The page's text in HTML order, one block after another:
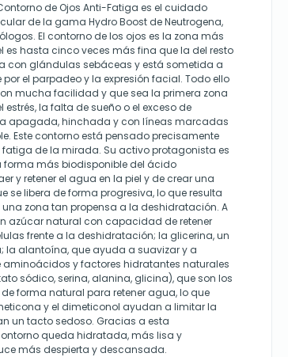
de Ojos Anti-Fatiga es el cuidado
de la gama Hydro Boost de Neutrogena,
El contorno de los ojos es la zona más
es hasta cinco veces más fina que la del resto
con glándulas sebáceas y está sometida a
el parpadeo y la expresión facial. Todo ello
mucha facilidad y que sea la primera zona
la falta de sueño o el exceso de
apagada, hinchada y con líneas marcadas
Este contorno está pensado precisamente
de la mirada. Su activo protagonista es
forma más biodisponible del ácido
y retener el agua en la piel y de crear una
se libera de forma progresiva, lo que resulta
zona tan propensa a la deshidratación. A
azúcar natural con capacidad de retener
frente a la deshidratación; la glicerina, un
la alantoína, que ayuda a suavizar y a
y factores hidratantes naturales
sódico, serina, alanina, glicina), que son los
forma natural para retener agua, lo que
y el dimeticonol ayudan a limitar la
un tacto sedoso. Gracias a esta
queda hidratada, más lisa y
más despierta y descansada.